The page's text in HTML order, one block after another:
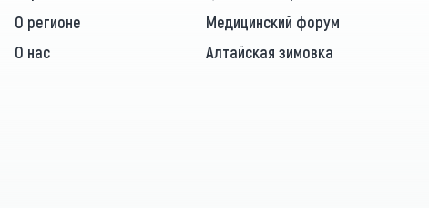
О регионе
Медицинский форум
О нас Алтайская зимовка